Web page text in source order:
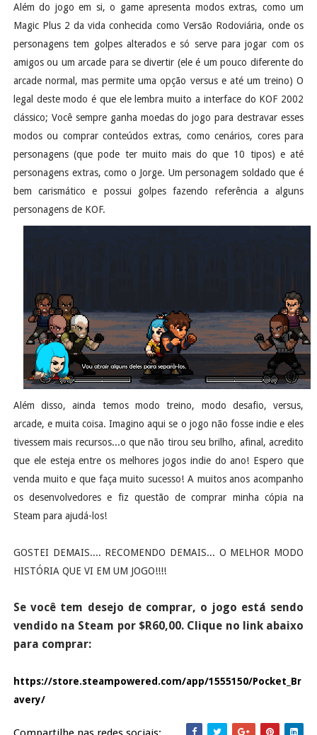
Além do jogo em si, o game apresenta modos extras, como um
Magic Plus 2 da vida conhecida como Versão Rodoviária, onde os
personagens tem golpes alterados e só serve para jogar com os
amigos ou um arcade para se divertir (ele é um pouco diferente do
arcade normal, mas permite uma opção versus e até um treino) O
legal deste modo é que ele lembra muito a interface do KOF 2002
clássico; Você sempre ganha moedas do jogo para destravar esses
modos ou comprar conteúdos extras, como cenários, cores para
personagens (que pode ter muito mais do que 10 tipos) e até
personagens extras, como o Jorge. Um personagem soldado que é
bem carismático e possui golpes fazendo referência a alguns
personagens de KOF.
Além disso, ainda temos modo treino, modo desafio, versus,
arcade, e muita coisa. Imagino aqui se o jogo não fosse indie e eles
tivessem mais recursos...o que não tirou seu brilho, afinal, acredito
que ele esteja entre os melhores jogos indie do ano! Espero que
venda muito e que faça muito sucesso! A muitos anos acompanho
os desenvolvedores e fiz questão de comprar minha cópia na
Steam para ajudá-los!
GOSTEI DEMAIS.... RECOMENDO DEMAIS... O MELHOR MODO
HISTÓRIA QUE VI EM UM JOGO!!!!
Se você tem desejo de comprar, o jogo está sendo
vendido na Steam por $R60,00. Clique no link abaixo
para comprar:
https://store.steampowered.com/app/1555150/Pocket_Br
avery/